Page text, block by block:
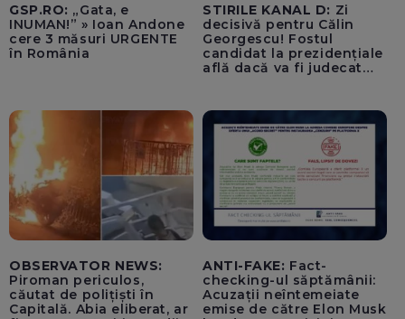
GSP.RO: „Gata, e
INUMAN!” » Ioan Andone
cere 3 măsuri URGENTE
în România
STIRILE KANAL D: Zi
decisivă pentru Călin
Georgescu! Fostul
candidat la prezidențiale
află dacă va fi judecat
OBSERVATOR NEWS:
Piroman periculos,
căutat de polițiști în
Capitală. Abia eliberat, ar
ANTI-FAKE: Fact-
checking-ul săptămânii:
Acuzații neîntemeiate
emise de către Elon Musk